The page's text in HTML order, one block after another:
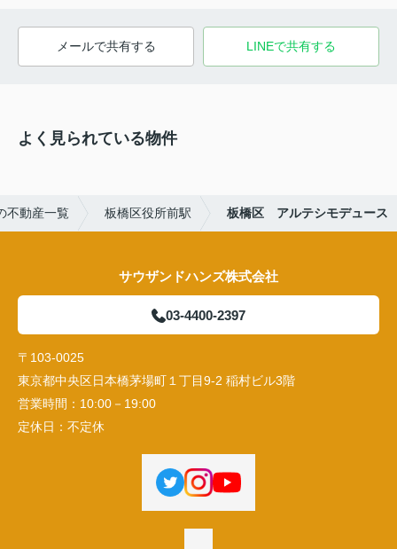
メールで共有する LINEで共有する
よく見られている物件
不動産一覧 板橋区役所前駅 板橋区 アルテシモデュース
サウザンドハンズ株式会社
03-4400-2397
〒103-0025
東京都中央区日本橋茅場町１丁目9-2 稲村ビル3階
営業時間： 10:00－19:00
定休日： 不定休